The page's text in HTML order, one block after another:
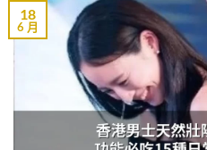
18
6 月